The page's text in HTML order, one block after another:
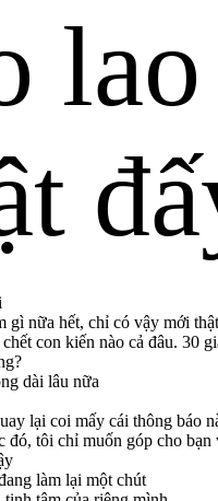
lao
gì nữa hết, chỉ có vậy mới
con kiến nào cả đâu. 30
dài lâu nữa
lại coi mấy cái thông báo
đó, tôi chỉ muốn góp cho bạn
làm lại một chút